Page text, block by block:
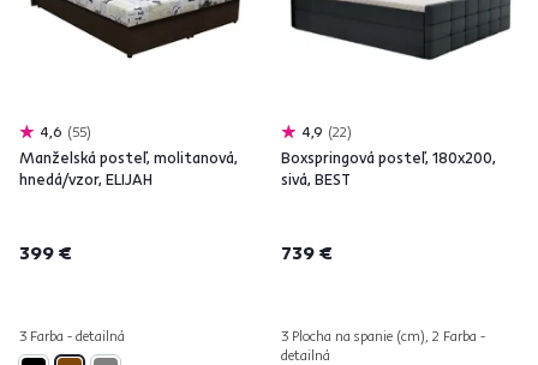
4,6 55
Manželská posteľ, molitanová,
hnedá/vzor, ELIJAH
399 €
3 Farba - detailná
4,9 22
Boxspringová posteľ, 180x200,
sivá, BEST
739 €
3 Plocha na spanie (cm), 2 Farba -
detailná